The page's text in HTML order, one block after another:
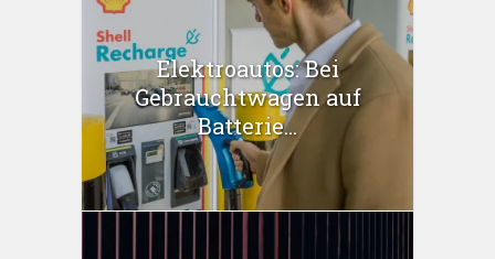
Elektroautos: Bei
Gebrauchtwagen auf
Batterie...